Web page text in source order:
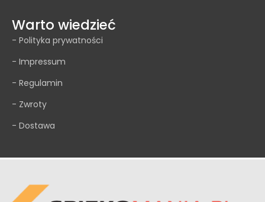
Warto wiedzieć
- Polityka prywatności
- Impressum
- Regulamin
- Zwroty
- Dostawa